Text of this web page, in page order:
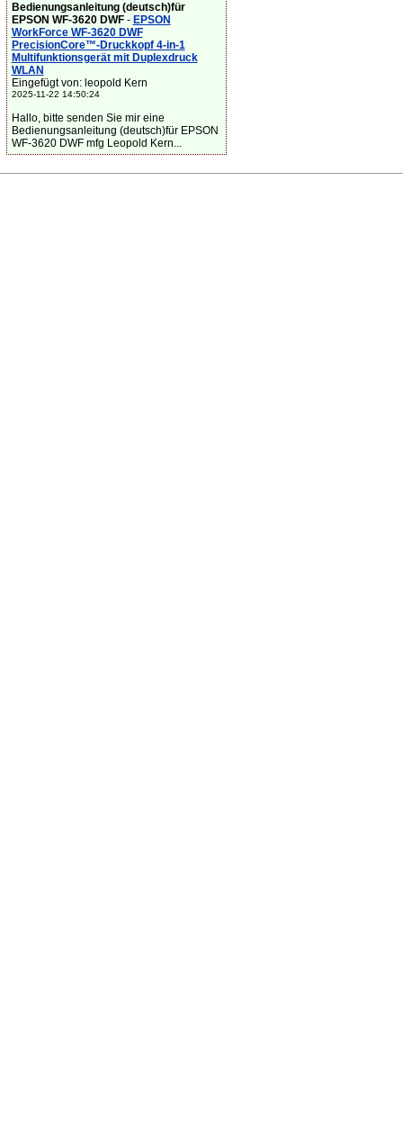
Bedienungsanleitung (deutsch)für
EPSON WF-3620 DWF- EPSON
WorkForce WF-3620 DWF
PrecisionCore™-Druckkopf 4-in-1
Multifunktionsgerät mit Duplexdruck
WLAN
Eingefügt von: leopold Kern
2025-11-22 14:50:24
Hallo, bitte senden Sie mir eine
Bedienungsanleitung (deutsch)für EPSON
WF-3620 DWF mfg Leopold Kern...